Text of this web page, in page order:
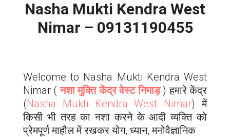
Nasha Mukti Kendra West
Nimar – 09131190455
Welcome to Nasha Mukti Kendra West
Nimar (नशा मुक्ति केंद्र वेस्ट निमाड़) हमारे केंद्र
(Nasha Mukti KendraWest Nimar) में
किसी भी तरह का नशा करने के आदी व्यक्ति को
प्रेमपूर्ण माहौल में रखकर योग, ध्यान, मनोवैज्ञानिक